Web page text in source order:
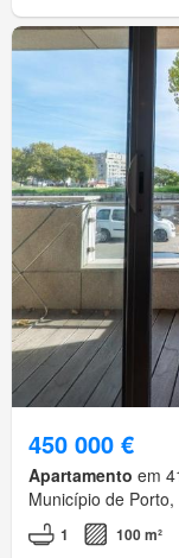
450 000 €
Apartamento em
Município de
1 100 m²